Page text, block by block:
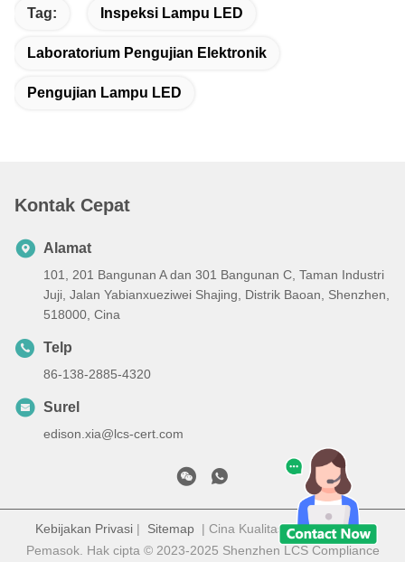
Tag: Inspeksi Lampu LED
Laboratorium Pengujian Elektronik
Pengujian Lampu LED
Kontak Cepat
Alamat
101, 201 Bangunan A dan 301 Bangunan C, Taman Industri
Juji, Jalan Yabianxueziwei Shajing, Distrik Baoan, Shenzhen,
518000, Cina
Telp
86-138-2885-4320
Surel
edison.xia@lcs-cert.com
Kebijakan Privasi| Sitemap| Cina Kualitas Baik Sertifikasi
Pemasok. Hak cipta © 2023-2025 Shenzhen LCS Compliance